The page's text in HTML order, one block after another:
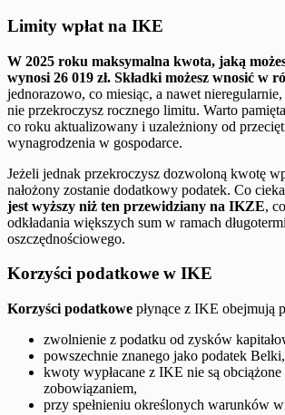
Limity wpłat na IKE
W 2025 roku maksymalna kwota, jaką
wynosi 26 019 zł. Składki możesz wnosić w
jednorazowo, co miesiąc, a nawet
nie przekroczysz rocznego limitu. Warto
co roku aktualizowany i uzależniony od
wynagrodzenia w gospodarce.
Jeżeli jednak przekroczysz dozwoloną kwotę
nałożony zostanie dodatkowy podatek. Co
jest wyższy niż ten przewidziany na IKZE,
odkładania większych sum w ramach
oszczędnościowego.
Korzyści podatkowe w IKE
Korzyści podatkowe płynące z IKE obejmują
zwolnienie z podatku od zysków
powszechnie znanego jako podatek
kwoty wypłacane z IKE nie są obciążone
zobowiązaniem,
przy spełnieniu określonych warunków